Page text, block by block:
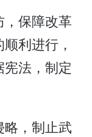
保障改革
利进行，
法，制定
，制止武